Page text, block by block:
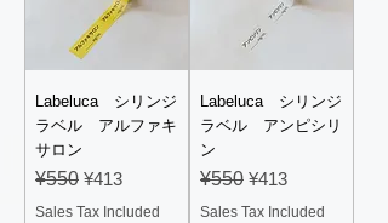
Labeluca シリンジ
ラベル アルファキ
サロン
Regular Price
¥550 Sale Price
¥413
Sales Tax Included
Labeluca シリンジ
ラベル アンピシリ
ン
Regular Price
¥550 Sale Price
¥413
Sales Tax Included